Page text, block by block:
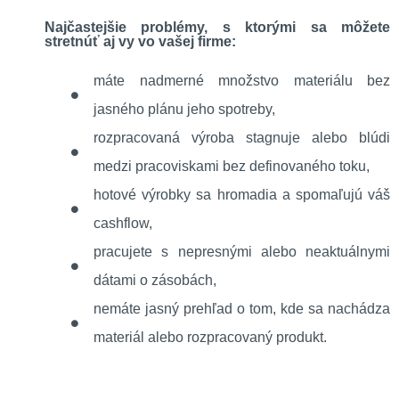
Najčastejšie problémy, s ktorými sa môžete
stretnúť aj vy vo vašej firme:
máte nadmerné množstvo materiálu bez
jasného plánu jeho spotreby,
rozpracovaná výroba stagnuje alebo blúdi
medzi pracoviskami bez definovaného toku,
hotové výrobky sa hromadia a spomaľujú váš
cashflow,
pracujete s nepresnými alebo neaktuálnymi
dátami o zásobách,
nemáte jasný prehľad o tom, kde sa nachádza
materiál alebo rozpracovaný produkt.